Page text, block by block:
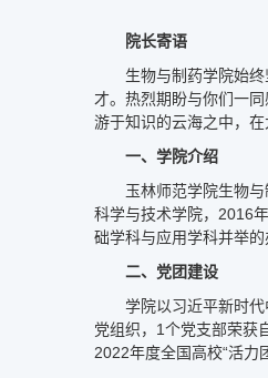
院长寄语
生物与制药学院始
才。热烈期盼与你们一
游于知识的云海之中，
一、学院介绍
玉林师范学院生物
科学与技术学院，2016
础学科与应用学科并举
二、党团建设
学院以习近平新时
党组织，1个党支部荣获
2022年度全国高校“活力